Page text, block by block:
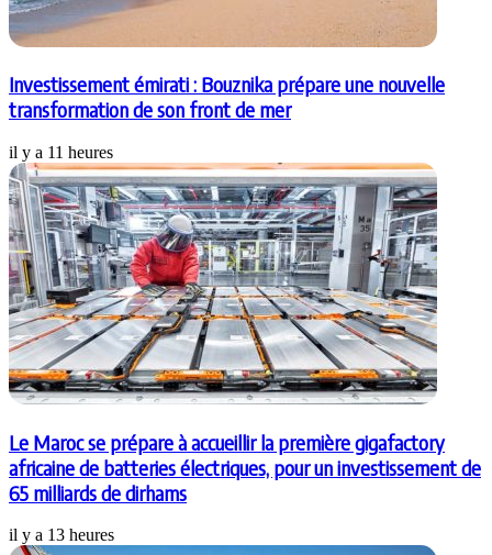
Investissement émirati : Bouznika prépare une nouvelle
transformation de son front de mer
il y a 11 heures
Le Maroc se prépare à accueillir la première gigafactory
africaine de batteries électriques, pour un investissement de
65 milliards de dirhams
il y a 13 heures